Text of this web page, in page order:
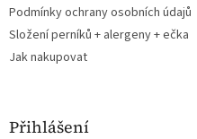
Podmínky ochrany osobních údajů
Složení perníků + alergeny + ečka
Jak nakupovat
Přihlášení